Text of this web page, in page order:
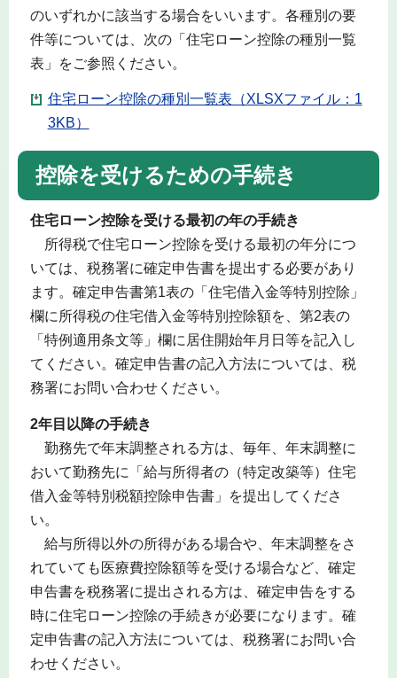
のいずれかに該当する場合をいいます。各種別の要
件等については、次の「住宅ローン控除の種別一覧
表」をご参照ください。
住宅ローン控除の種別一覧表（XLSXファイル：1
3KB）
控除を受けるための手続き
住宅ローン控除を受ける最初の年の手続き
所得税で住宅ローン控除を受ける最初の年分につ
いては、税務署に確定申告書を提出する必要があり
ます。確定申告書第1表の「住宅借入金等特別控除」
欄に所得税の住宅借入金等特別控除額を、第2表の
「特例適用条文等」欄に居住開始年月日等を記入し
てください。確定申告書の記入方法については、税
務署にお問い合わせください。
2年目以降の手続き
勤務先で年末調整される方は、毎年、年末調整に
おいて勤務先に「給与所得者の（特定改築等）住宅
借入金等特別税額控除申告書」を提出してくださ
い。
給与所得以外の所得がある場合や、年末調整をさ
れていても医療費控除額等を受ける場合など、確定
申告書を税務署に提出される方は、確定申告をする
時に住宅ローン控除の手続きが必要になります。確
定申告書の記入方法については、税務署にお問い合
わせください。